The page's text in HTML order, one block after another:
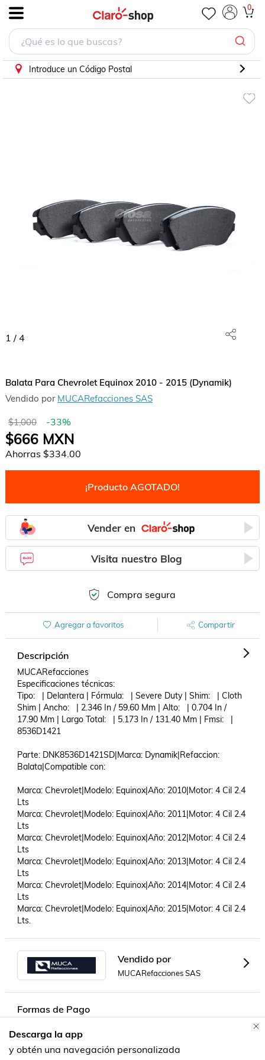
0
Introduce un Código Postal
1 / 4
Balata Para Chevrolet Equinox 2010 - 2015 (Dynamik)
Vendido por MUCARefacciones SAS
$1,000 -33%
$666MXN
Ahorras $334.00
¡Producto AGOTADO!
Vender en
Visita nuestro Blog
Compra segura
Agregar a favoritos Compartir
Descripción
MUCARefacciones
Especificaciones técnicas:
Tipo:   | Delantera | Fórmula:   | Severe Duty | Shim:   | Cloth
Shim | Ancho:   | 2.346 In / 59.60 Mm | Alto:   | 0.704 In /
17.90 Mm | Largo Total:   | 5.173 In / 131.40 Mm | Fmsi:   |
8536D1421
Parte: DNK8536D1421SD|Marca: Dynamik|Refaccion:
Balata|Compatible con:
Marca: Chevrolet|Modelo: Equinox|Año: 2010|Motor: 4 Cil 2.4
Lts
Marca: Chevrolet|Modelo: Equinox|Año: 2011|Motor: 4 Cil 2.4
Lts
Marca: Chevrolet|Modelo: Equinox|Año: 2012|Motor: 4 Cil 2.4
Lts
Marca: Chevrolet|Modelo: Equinox|Año: 2013|Motor: 4 Cil 2.4
Lts
Marca: Chevrolet|Modelo: Equinox|Año: 2014|Motor: 4 Cil 2.4
Lts
Marca: Chevrolet|Modelo: Equinox|Año: 2015|Motor: 4 Cil 2.4
Lts.
Vendido por
MUCARefacciones SAS
Formas de Pago
Descarga la app
y obtén una navegación personalizada